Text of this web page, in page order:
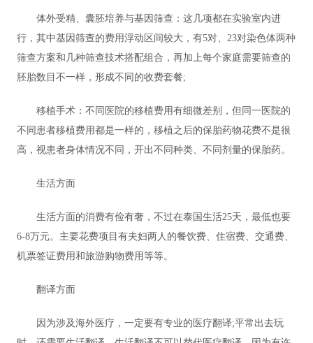
体外受精、囊胚培养与基因筛查：这几项都在实验室内进
行，其中基因筛查的费用浮动区间较大，有5对、23对染色体两种
筛查方案和几种筛查技术搭配组合，再加上每个家庭需要筛查的
胚胎数目不一样，形成不同的收费套餐;
移植手术：不同医院的移植费用有细微差别，但同一医院的
不同患者移植费用都是一样的，移植之后的保胎药物花费不是很
高，视患者身体情况不同，开出不同种类、不同剂量的保胎药。
生活方面
生活方面的消费有俭有奢，不过在泰国生活25天，最低也要
6-8万元。主要花费项目有夫妇两人的餐饮费、住宿费、交通费、
机票签证费用和旅游购物费用等等。
翻译方面
因为涉及海外医疗，一定要有专业的医疗翻译;平常出去玩